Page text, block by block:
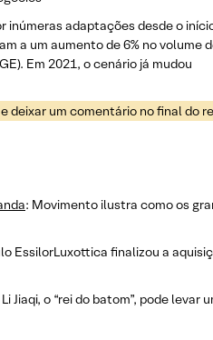
inúmeras adaptações desde o
a um aumento de 6% no volume
Em 2021, o cenário já mudou
deixar um comentário no final do
: Movimento ilustra como os
EssilorLuxottica finalizou a
Jiaqi, o “rei do batom”, pode